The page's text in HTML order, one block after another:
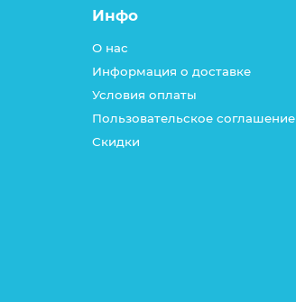
Инфо
О нас
Информация о доставке
Условия оплаты
Пользовательское соглашение
Скидки